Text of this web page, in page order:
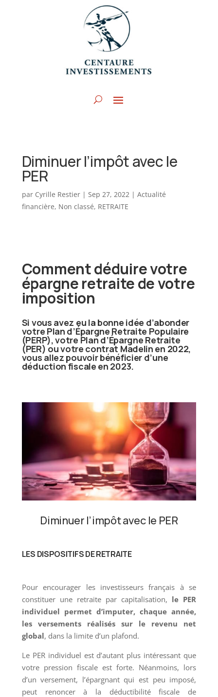
Diminuer l’impôt avec le
PER
par Cyrille Restier| Sep 27, 2022| Actualité
financière, Non classé, RETRAITE
Comment déduire votre
épargne retraite de votre
imposition
Si vous avez eu la bonne idée d’abonder
votre Plan d’Épargne Retraite Populaire
(PERP), votre Plan d’Épargne Retraite
(PER) ou votre contrat Madelin en 2022,
vous allez pouvoir bénéficier d’une
déduction fiscale en 2023.
Diminuer l’impôt avec le PER
LES DISPOSITIFS DE RETRAITE
Pour encourager les investisseurs français à se
constituer une retraite par capitalisation, le PER
individuel permet d’imputer, chaque année,
les versements réalisés sur le revenu net
global, dans la limite d’un plafond.
Le PER individuel est d’autant plus intéressant que
votre pression fiscale est forte. Néanmoins, lors
d’un versement, l’épargnant qui est peu imposé,
peut renoncer à la déductibilité fiscale de